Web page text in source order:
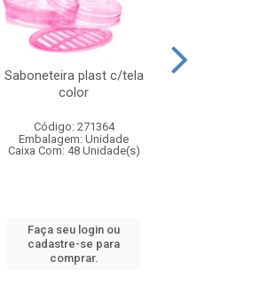
Saboneteira plast c/tela
color
Código: 271364
Embalagem: Unidade
Caixa Com: 48 Unidade(s)
Faça seu login ou
cadastre-se para
comprar.